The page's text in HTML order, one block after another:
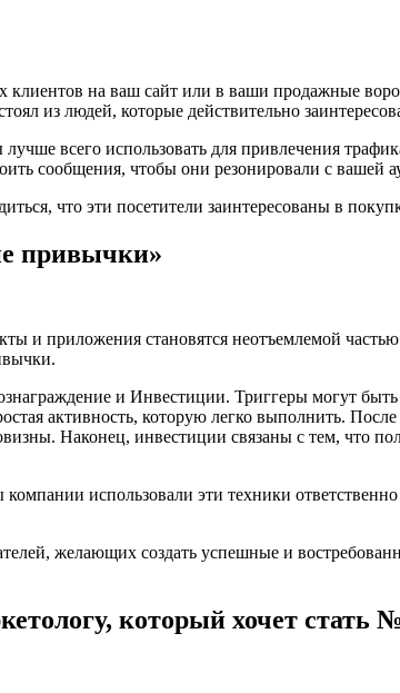
на ваш сайт или в ваши продажные
из людей, которые действительно
всего использовать для привлечения
сообщения, чтобы они резонировали с вашей
что эти посетители заинтересованы в
привычки»
и приложения становятся неотъемлемой
и Инвестиции. Триггеры могут
активность, которую легко выполнить. После
Наконец, инвестиции связаны с тем, что
использовали эти техники
желающих создать успешные и
который хочет стать